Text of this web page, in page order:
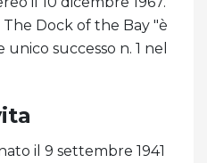
Dock of the Bay "è
successo n. 1 nel
il 9 settembre 1941